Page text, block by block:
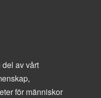
av vårt
för människor